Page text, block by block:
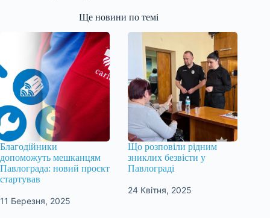
Ще новини по темі
Благодійники
допоможуть мешканцям
Павлограда: новий проєкт
стартував
11 Березня, 2025
Що розповіли рідним
зниклих безвісти у
Павлограді
24 Квітня, 2025